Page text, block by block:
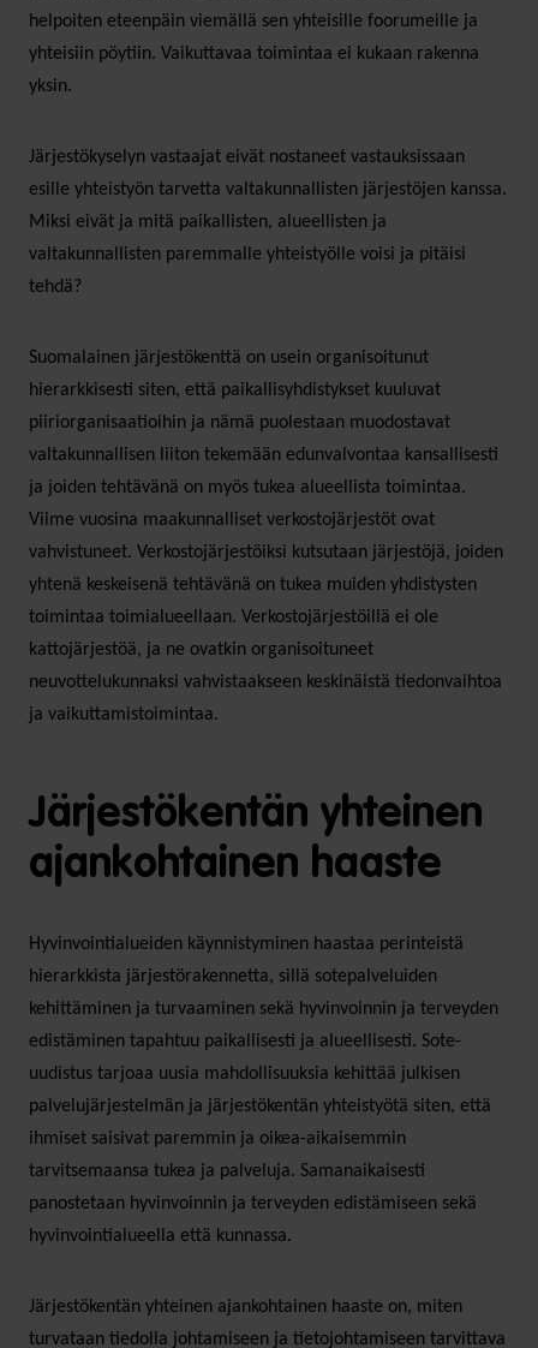
helpoiten eteenpäin viemällä sen yhteisille foorumeille ja
yhteisiin pöytiin. Vaikuttavaa toimintaa ei kukaan rakenna
yksin.
Järjestökyselyn vastaajat eivät nostaneet vastauksissaan
esille yhteistyön tarvetta valtakunnallisten järjestöjen kanssa.
Miksi eivät ja mitä paikallisten, alueellisten ja
valtakunnallisten paremmalle yhteistyölle voisi ja pitäisi
tehdä?
Suomalainen järjestökenttä on usein organisoitunut
hierarkkisesti siten, että paikallisyhdistykset kuuluvat
piiriorganisaatioihin ja nämä puolestaan muodostavat
valtakunnallisen liiton tekemään edunvalvontaa kansallisesti
ja joiden tehtävänä on myös tukea alueellista toimintaa.
Viime vuosina maakunnalliset verkostojärjestöt ovat
vahvistuneet. Verkostojärjestöiksi kutsutaan järjestöjä, joiden
yhtenä keskeisenä tehtävänä on tukea muiden yhdistysten
toimintaa toimialueellaan. Verkostojärjestöillä ei ole
kattojärjestöä, ja ne ovatkin organisoituneet
neuvottelukunnaksi vahvistaakseen keskinäistä tiedonvaihtoa
ja vaikuttamistoimintaa.
Järjestökentän yhteinen
ajankohtainen haaste
Hyvinvointialueiden käynnistyminen haastaa perinteistä
hierarkkista järjestörakennetta, sillä sotepalveluiden
kehittäminen ja turvaaminen sekä hyvinvoinnin ja terveyden
edistäminen tapahtuu paikallisesti ja alueellisesti. Sote-
uudistus tarjoaa uusia mahdollisuuksia kehittää julkisen
palvelujärjestelmän ja järjestökentän yhteistyötä siten, että
ihmiset saisivat paremmin ja oikea-aikaisemmin
tarvitsemaansa tukea ja palveluja. Samanaikaisesti
panostetaan hyvinvoinnin ja terveyden edistämiseen sekä
hyvinvointialueella että kunnassa.
Järjestökentän yhteinen ajankohtainen haaste on, miten
turvataan tiedolla johtamiseen ja tietojohtamiseen tarvittava